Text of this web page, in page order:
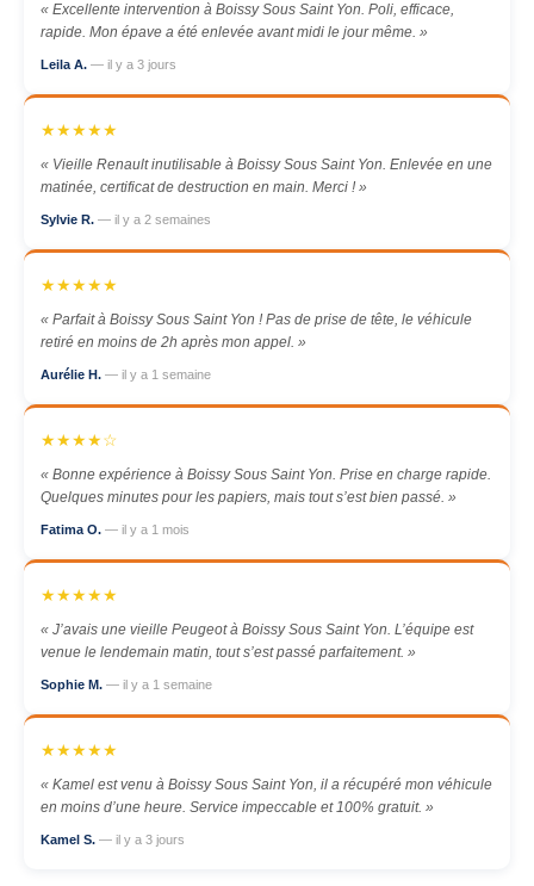
« Excellente intervention à Boissy Sous Saint Yon. Poli, efficace,
rapide. Mon épave a été enlevée avant midi le jour même. »
Leila A. — il y a 3 jours
★★★★★
« Vieille Renault inutilisable à Boissy Sous Saint Yon. Enlevée en une
matinée, certificat de destruction en main. Merci ! »
Sylvie R. — il y a 2 semaines
★★★★★
« Parfait à Boissy Sous Saint Yon ! Pas de prise de tête, le véhicule
retiré en moins de 2h après mon appel. »
Aurélie H. — il y a 1 semaine
★★★★☆
« Bonne expérience à Boissy Sous Saint Yon. Prise en charge rapide.
Quelques minutes pour les papiers, mais tout s’est bien passé. »
Fatima O. — il y a 1 mois
★★★★★
« J’avais une vieille Peugeot à Boissy Sous Saint Yon. L’équipe est
venue le lendemain matin, tout s’est passé parfaitement. »
Sophie M. — il y a 1 semaine
★★★★★
« Kamel est venu à Boissy Sous Saint Yon, il a récupéré mon véhicule
en moins d’une heure. Service impeccable et 100% gratuit. »
Kamel S. — il y a 3 jours